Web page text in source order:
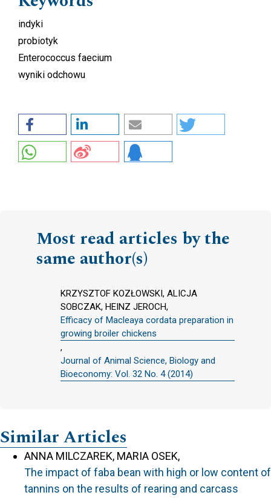
indyki
probiotyk
Enterococcus faecium
wyniki odchowu
Most read articles by the
same author(s)
KRZYSZTOF KOZŁOWSKI, ALICJA
SOBCZAK, HEINZ JEROCH,
Efficacy of Macleaya cordata preparation in
growing broiler chickens
,
Journal of Animal Science, Biology and
Bioeconomy: Vol. 32 No. 4 (2014)
Similar Articles
ANNA MILCZAREK, MARIA OSEK,
The impact of faba bean with high or low content of
tannins on the results of rearing and carcass